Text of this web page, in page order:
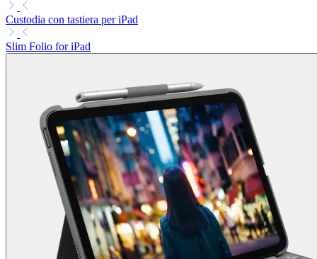
Custodia con tastiera per iPad
Slim Folio for iPad